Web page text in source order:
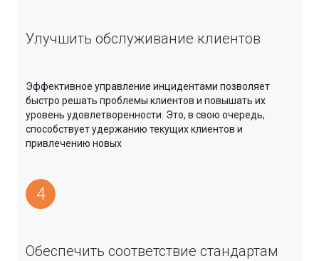
Улучшить обслуживание клиентов
Эффективное управление инцидентами позволяет
быстро решать проблемы клиентов и повышать их
уровень удовлетворенности. Это, в свою очередь,
способствует удержанию текущих клиентов и
привлечению новых
4
Обеспечить соответствие стандартам